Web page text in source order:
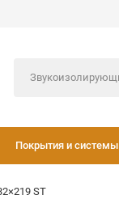
Покрытия и системы
ST